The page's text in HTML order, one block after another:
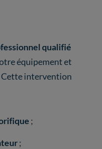
qualifié
équipement et
Cette intervention
;
;